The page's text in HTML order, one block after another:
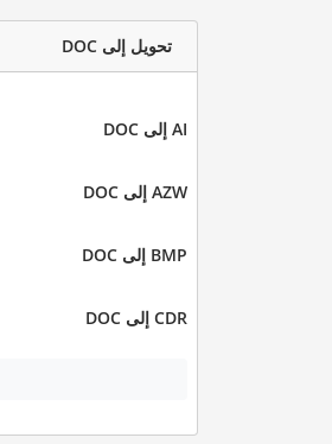
تحويل إلى DOC
AI إلى DOC
AZW إلى DOC
BMP إلى DOC
CDR إلى DOC